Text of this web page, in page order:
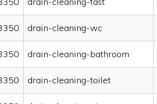
drain-cleaning-wc
drain-cleaning-bathroom
drain-cleaning-toilet